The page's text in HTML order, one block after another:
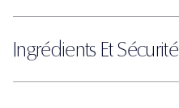
Ingrédients Et Sécurité